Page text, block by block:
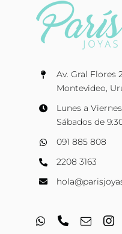
Av. Gral Flores
Montevideo,
Lunes a
Sábados de
091 885 808
2208 3163